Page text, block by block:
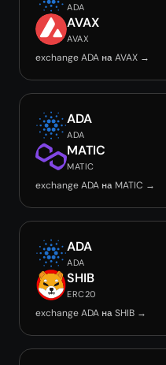
ADA
AVAX
AVAX
exchange ADA на AVAX →
ADA
ADA
MATIC
MATIC
exchange ADA на MATIC →
ADA
ADA
SHIB
ERC20
exchange ADA на SHIB →